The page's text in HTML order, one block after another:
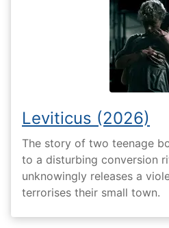
Leviticus (2026)
The story of two teenage
to a disturbing conversion
unknowingly releases a
terrorises their small town.